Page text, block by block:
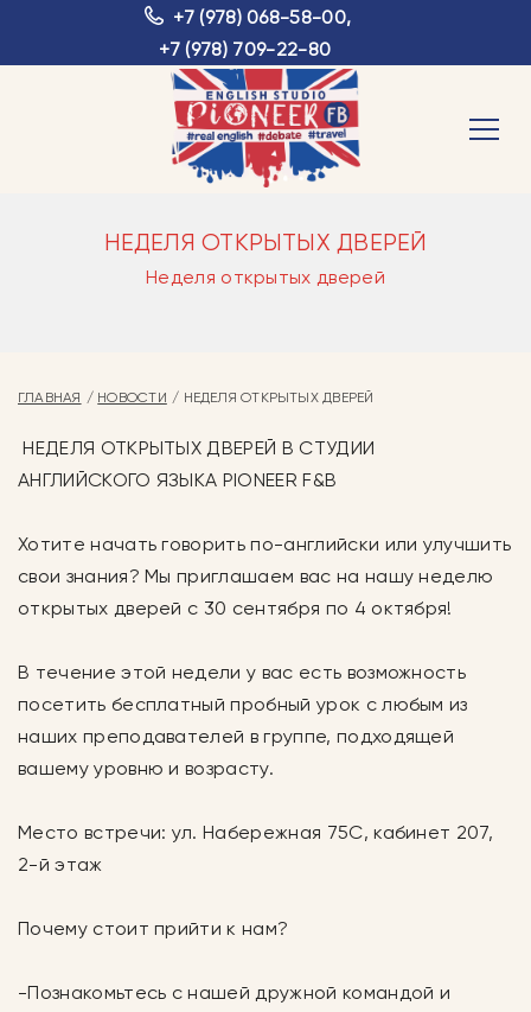
+7 (978) 068-58-00,
+7 (978) 709-22-80
НЕДЕЛЯ ОТКРЫТЫХ ДВЕРЕЙ
Неделя открытых дверей
ГЛАВНАЯ НОВОСТИ НЕДЕЛЯ ОТКРЫТЫХ ДВЕРЕЙ
НЕДЕЛЯ ОТКРЫТЫХ ДВЕРЕЙ В СТУДИИ
АНГЛИЙСКОГО ЯЗЫКА PIONEER F&B
Хотите начать говорить по-английски или улучшить
свои знания? Мы приглашаем вас на нашу неделю
открытых дверей с 30 сентября по 4 октября!
В течение этой недели у вас есть возможность
посетить бесплатный пробный урок с любым из
наших преподавателей в группе, подходящей
вашему уровню и возрасту.
Место встречи: ул. Набережная 75С, кабинет 207,
2-й этаж
Почему стоит прийти к нам?
-Познакомьтесь с нашей дружной командой и